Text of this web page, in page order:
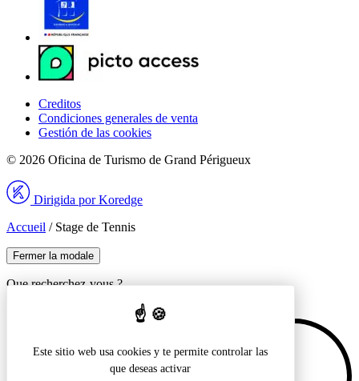
Creditos
Condiciones generales de venta
Gestión de las cookies
© 2026 Oficina de Turismo de Grand Périgueux
Dirigida por Koredge
Accueil / Stage de Tennis
Fermer la modale
Que recherchez-vous ?
Este sitio web usa cookies y te permite controlar las
que deseas activar